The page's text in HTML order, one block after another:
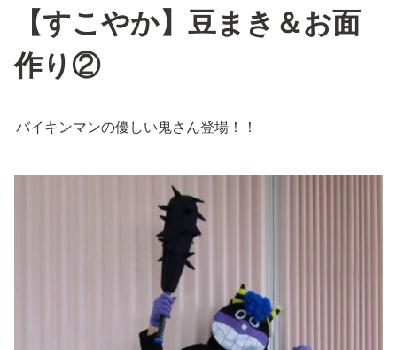
【すこやか】豆まき＆お面
作り②
バイキンマンの優しい鬼さん登場！！